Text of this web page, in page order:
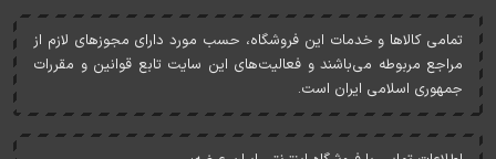
تمامی کالاها و خدمات اين فروشگاه، حسب مورد دارای مجوزهای لازم از
مراجع مربوطه می‌باشند و فعاليت‌های اين سايت تابع قوانين و مقررات
جمهوری اسلامی ايران است.